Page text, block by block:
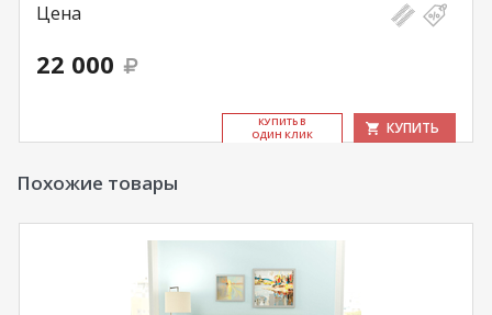
Цена
22 000
КУ­ПИТЬ В
ОДИН КЛИК
КУПИТЬ
Похожие товары